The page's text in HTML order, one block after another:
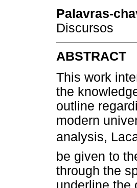
Palavras-
Discursos
ABSTRACT
This work
the
outline
modern
analysis,
be given to
through the